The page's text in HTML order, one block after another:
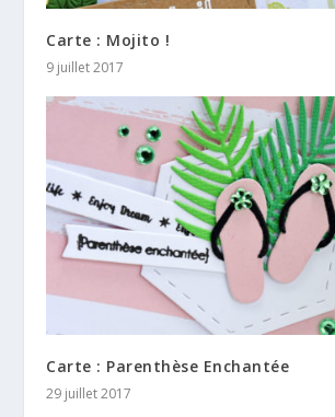
Carte : Mojito !
9 juillet 2017
Carte : Parenthèse Enchantée
29 juillet 2017